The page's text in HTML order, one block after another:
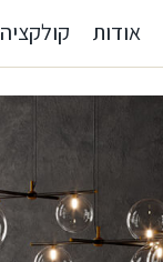
אודות קולקציה